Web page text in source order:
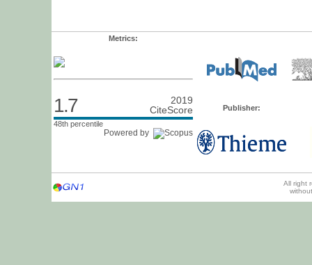
Metrics:
1.7
2019
CiteScore
48th percentile
Powered by
Publisher:
All right